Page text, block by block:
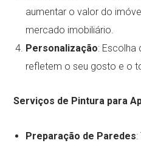
aumentar o valor do
mercado imobiliário.
Personalização: Escolha
refletem o seu gosto e o
Serviços de Pintura para
Preparação de Paredes